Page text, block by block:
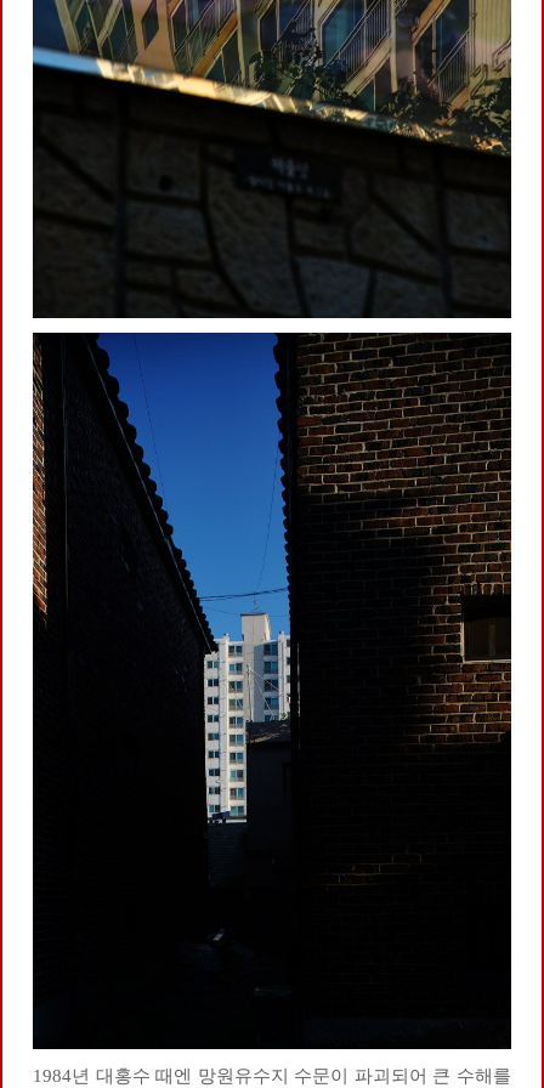
1984년 대홍수 때엔 망원유수지 수문이 파괴되어 큰 수해를